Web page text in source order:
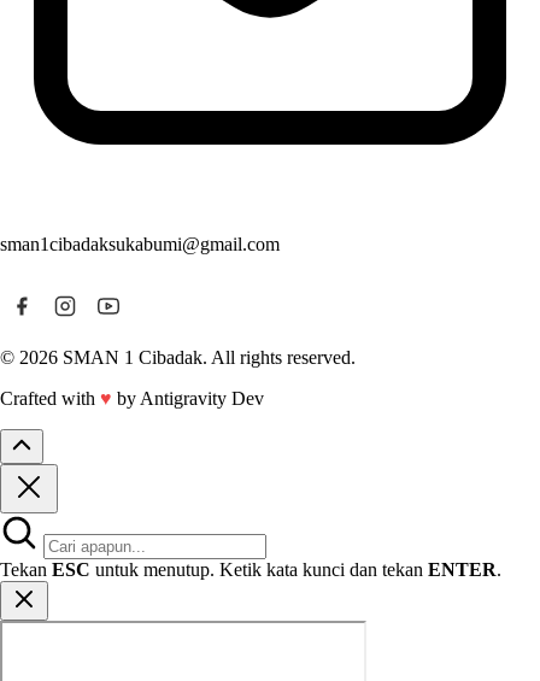
sman1cibadaksukabumi@gmail.com
© 2026 SMAN 1 Cibadak. All rights reserved.
Crafted with ♥ by Antigravity Dev
Tekan ESC untuk menutup. Ketik kata kunci dan tekan ENTER.